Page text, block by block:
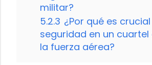
militar?
5.2.3 ¿Por qué es
seguridad en un
la fuerza aérea?